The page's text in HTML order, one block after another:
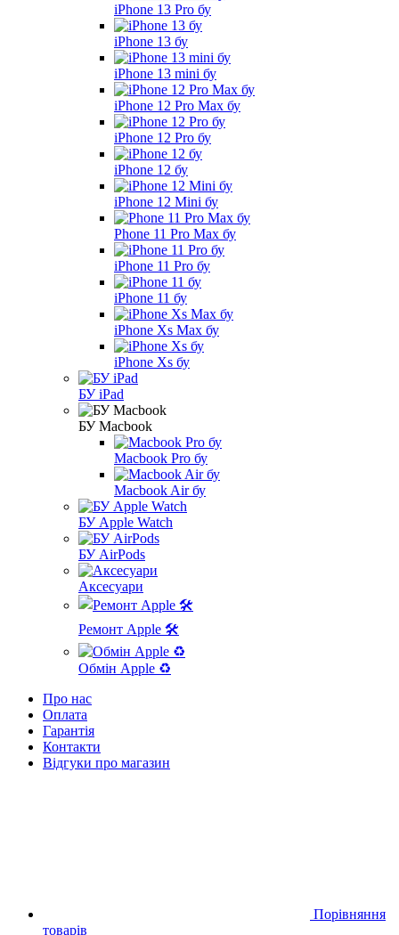
iPhone 13 Pro бу
iPhone 13 бу
iPhone 13 mini бу
iPhone 12 Pro Max бу
iPhone 12 Pro бу
iPhone 12 бу
iPhone 12 Mini бу
Phone 11 Pro Max бу
iPhone 11 Pro бу
iPhone 11 бу
iPhone Xs Max бу
iPhone Xs бу
БУ iPad
БУ Macbook
Macbook Pro бу
Macbook Air бу
БУ Apple Watch
БУ AirPods
Аксесуари
Ремонт Apple 🛠
Обмін Apple ♻️
Про нас
Оплата
Гарантія
Контакти
Відгуки про магазин
Порівняння
товарів